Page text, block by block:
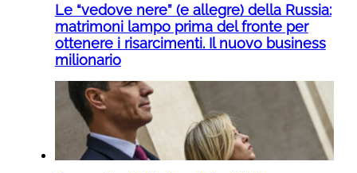
Le “vedove nere” (e allegre) della Russia:
matrimoni lampo prima del fronte per
ottenere i risarcimenti. Il nuovo business
milionario